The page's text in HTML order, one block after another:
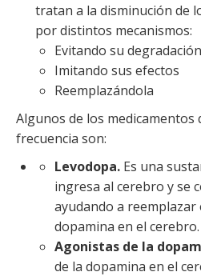
tratan a la disminución de
por distintos mecanismos:
Evitando su degradación
Imitando sus efectos
Reemplazándola
Algunos de los medicamentos
frecuencia son:
Levodopa. Es una
ingresa al cerebro y se
ayudando a
dopamina en el cerebro.
Agonistas de la
de la dopamina en el